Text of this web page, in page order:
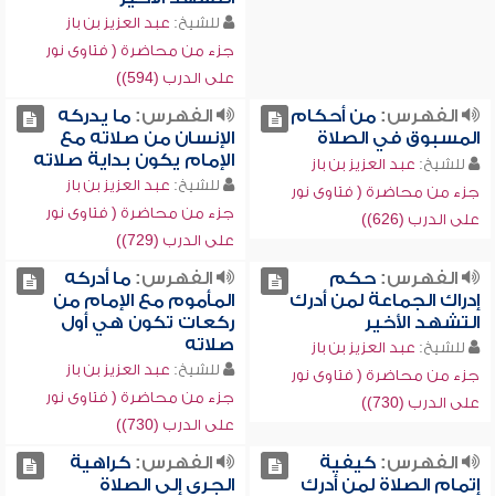
للشيخ: عبد العزيز بن باز
جزء من محاضرة ( فتاوى نور
على الدرب (594))
الفهرس:من أحكام
المسبوق في الصلاة
للشيخ: عبد العزيز بن باز
جزء من محاضرة ( فتاوى نور
على الدرب (626))
الفهرس:ما يدركه
الإنسان من صلاته مع
الإمام يكون بداية صلاته
للشيخ: عبد العزيز بن باز
جزء من محاضرة ( فتاوى نور
على الدرب (729))
الفهرس:حكم
إدراك الجماعة لمن أدرك
التشهد الأخير
للشيخ: عبد العزيز بن باز
جزء من محاضرة ( فتاوى نور
على الدرب (730))
الفهرس:ما أدركه
المأموم مع الإمام من
ركعات تكون هي أول
صلاته
للشيخ: عبد العزيز بن باز
جزء من محاضرة ( فتاوى نور
على الدرب (730))
الفهرس:كيفية
إتمام الصلاة لمن أدرك
الفهرس:كراهية
الجري إلى الصلاة